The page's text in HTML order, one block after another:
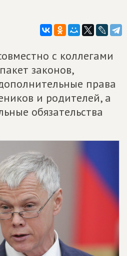
с коллегами
законов,
права
и родителей, а
обязательства